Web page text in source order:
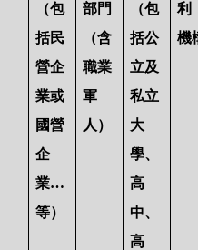
（包
括民
營企
業或
國營
企
業…
等）
部門
（含
職業
軍
人）
（包
括公
立及
私立
大
學、
高
中、
高
利
機